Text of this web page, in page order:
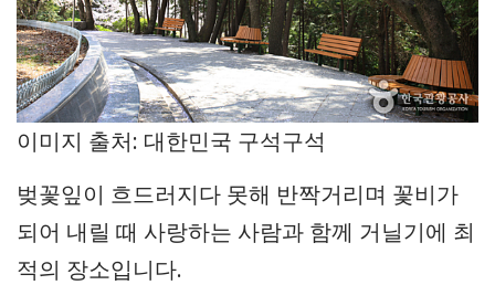
이미지 출처: 대한민국 구석구석
벚꽃잎이 흐드러지다 못해 반짝거리며 꽃비가
되어 내릴 때 사랑하는 사람과 함께 거닐기에 최
적의 장소입니다.